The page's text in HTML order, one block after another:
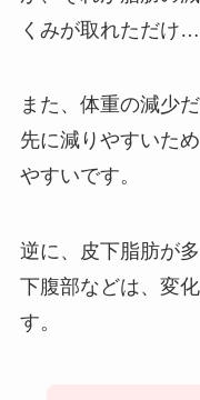
くみが取れただけ…
また、体重の減少
先に減りやすいた
やすいです。
逆に、皮下脂肪が
下腹部などは、変
す。